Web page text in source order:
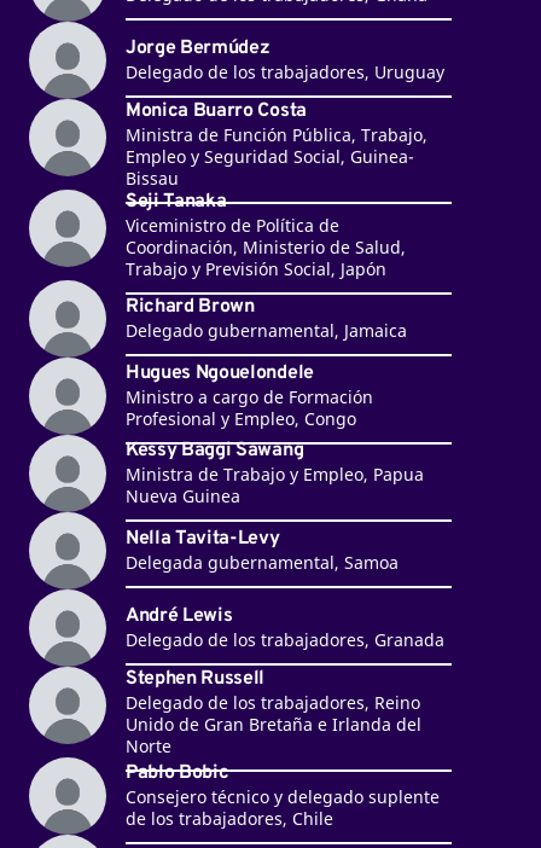
Jorge Bermúdez
Delegado de los trabajadores, Uruguay
Monica Buarro Costa
Ministra de Función Pública, Trabajo,
Empleo y Seguridad Social, Guinea-
Bissau
Seji Tanaka
Viceministro de Política de
Coordinación, Ministerio de Salud,
Trabajo y Previsión Social, Japón
Richard Brown
Delegado gubernamental, Jamaica
Hugues Ngouelondele
Ministro a cargo de Formación
Profesional y Empleo, Congo
Kessy Baggi Sawang
Ministra de Trabajo y Empleo, Papua
Nueva Guinea
Nella Tavita-Levy
Delegada gubernamental, Samoa
André Lewis
Delegado de los trabajadores, Granada
Stephen Russell
Delegado de los trabajadores, Reino
Unido de Gran Bretaña e Irlanda del
Norte
Pablo Bobic
Consejero técnico y delegado suplente
de los trabajadores, Chile